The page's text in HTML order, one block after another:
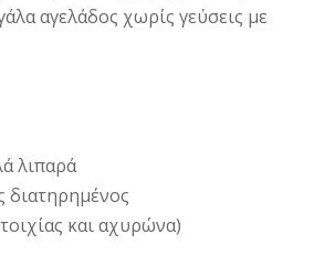
αγελάδος χωρίς γεύσεις με
λιπαρά
διατηρημένος
και αχυρώνα)